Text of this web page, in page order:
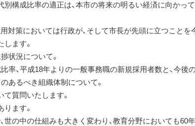
別構成比率の適正は、本市の将来の明るい経済に向かっ
対策においては行政が、そして市長が先頭に立つことを
ます。
状況について。
率、平成18年よりの一般事務職の新規採用者数と、今後
あるべき組織体制について。
て質問いたします。
ります。
世の中の仕組みも大きく変わり、教育分野においても60